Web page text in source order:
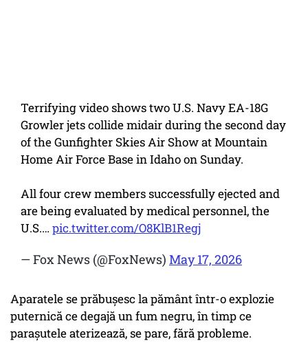
Terrifying video shows two U.S. Navy EA-18G
Growler jets collide midair during the second day
of the Gunfighter Skies Air Show at Mountain
Home Air Force Base in Idaho on Sunday.
All four crew members successfully ejected and
are being evaluated by medical personnel, the
U.S.… pic.twitter.com/O8KlB1Regj
— Fox News (@FoxNews) May 17, 2026
Aparatele se prăbuşesc la pământ într-o explozie
puternică ce degajă un fum negru, în timp ce
paraşutele aterizează, se pare, fără probleme.